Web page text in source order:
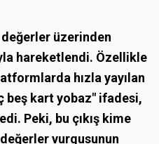
üzerinden
hareketlendi. Özellikle
hızla yayılan
beş kart yobaz" ifadesi,
Peki, bu çıkış kime
vurgusunun